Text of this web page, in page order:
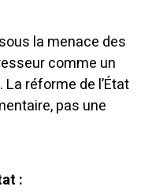
la menace des
comme un
réforme de l’État
pas une
: